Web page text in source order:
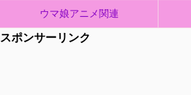
ウマ娘アニメ関連
スポンサーリンク